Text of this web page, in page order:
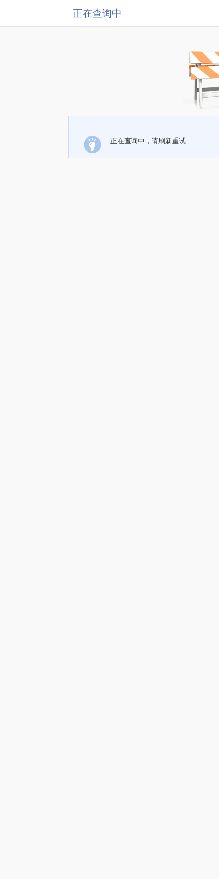
正在查询中
正在查询中，请刷新重试